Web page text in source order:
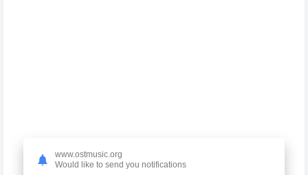
www.ostmusic.org
Would like to send you notifications